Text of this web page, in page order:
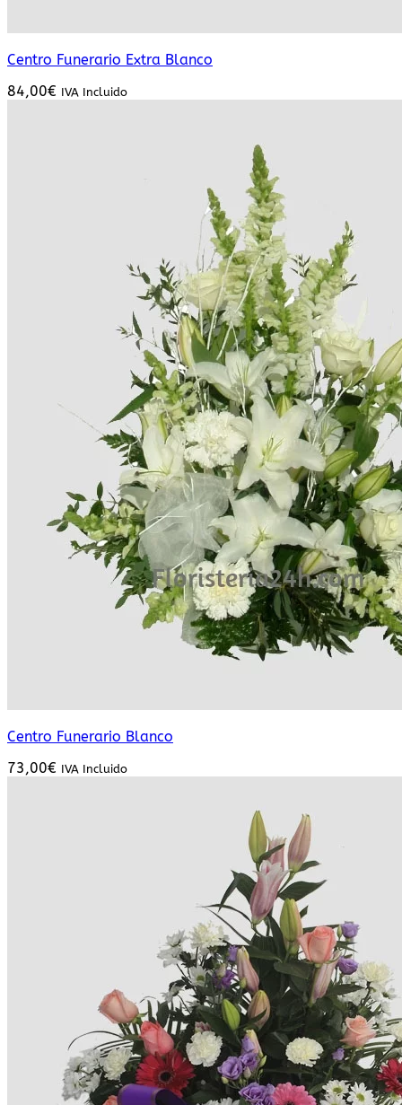
Centro Funerario Extra Blanco
84,00€ IVA Incluido
Centro Funerario Blanco
73,00€ IVA Incluido